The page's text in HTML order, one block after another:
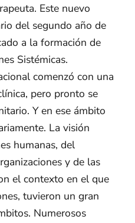
Este nuevo
del segundo año de
a la formación de
Sistémicas.
comenzó con una
pero pronto se
Y en ese ámbito
La visión
humanas, del
y de las
el contexto en el que
tuvieron un gran
Numerosos